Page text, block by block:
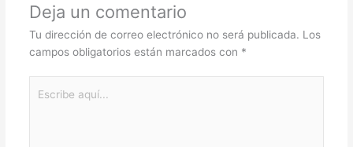
Deja un comentario
Tu dirección de correo electrónico no será publicada. Los
campos obligatorios están marcados con *
aquí...